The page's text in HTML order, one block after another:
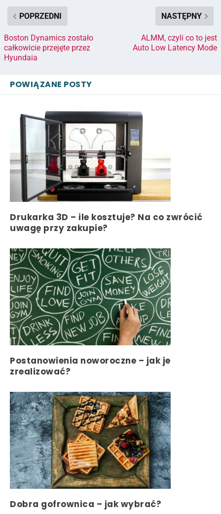
POPRZEDNI
Boston Dynamics zostało
całkowicie przejęte przez
Hyundaia
NASTĘPNY
ALMM, czyli co to jest
Auto Low Latency Mode
POWIĄZANE POSTY
Drukarka 3D – ile kosztuje? Na co zwrócić
uwagę przy zakupie?
Postanowienia noworoczne – jak je
zrealizować?
Dobra gofrownica – jak wybrać?